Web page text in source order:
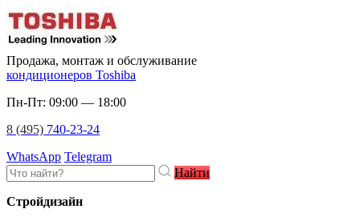
Продажа, монтаж и обслуживание
кондиционеров Toshiba
Пн-Пт: 09:00 — 18:00
8 (495) 740-23-24
WhatsApp Telegram
Найти
Стройдизайн